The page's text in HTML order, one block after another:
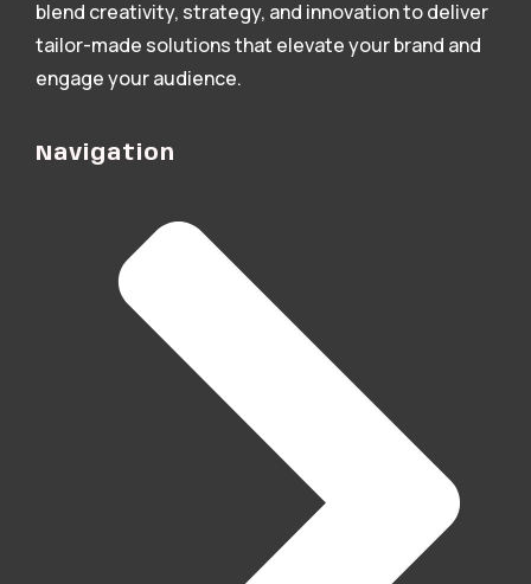
blend creativity, strategy, and innovation to deliver
tailor-made solutions that elevate your brand and
engage your audience.
Navigation